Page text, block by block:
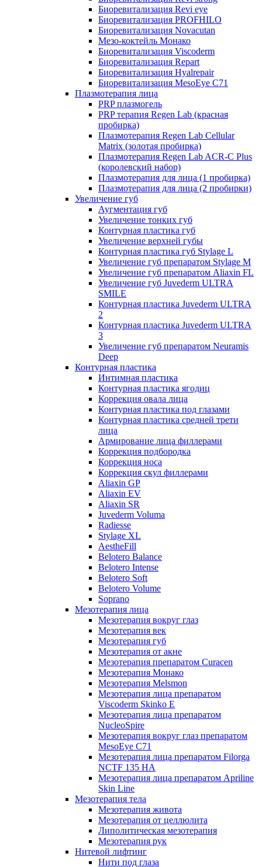
Биоревитализация Revi eye
Биоревитализация PROFHILO
Биоревитализация Novacutan
Мезо-коктейль Монако
Биоревитализация Viscoderm
Биоревитализация Repart
Биоревитализация Hyalrepair
Биоревитализация MesoEye C71
Плазмотерапия лица
PRP плазмогель
PRP терапия Regen Lab (красная
пробирка)
Плазмотерапия Regen Lab Cellular
Matrix (золотая пробирка)
Плазмотерапия Regen Lab ACR-C Plus
(королевский набор)
Плазмотерапия для лица (1 пробирка)
Плазмотерапия для лица (2 пробирки)
Увеличение губ
Аугментация губ
Увеличение тонких губ
Контурная пластика губ
Увеличение верхней губы
Контурная пластика губ Stylage L
Увеличение губ препаратом Stylage M
Увеличение губ препаратом Aliaxin FL
Увеличение губ Juvederm ULTRA
SMILE
Контурная пластика Juvederm ULTRA
2
Контурная пластика Juvederm ULTRA
3
Увеличение губ препаратом Neuramis
Deep
Контурная пластика
Интимная пластика
Контурная пластика ягодиц
Коррекция овала лица
Контурная пластика под глазами
Контурная пластика средней трети
лица
Армирование лица филлерами
Коррекция подбородка
Коррекция носа
Коррекция скул филлерами
Aliaxin GP
Aliaxin EV
Aliaxin SR
Juvederm Voluma
Radiesse
Stylage XL
AestheFill
Belotero Balance
Belotero Intense
Belotero Soft
Belotero Volume
Soprano
Мезотерапия лица
Мезотерапия вокруг глаз
Мезотерапия век
Мезотерапия губ
Мезотерапия от акне
Мезотерапия препаратом Curacen
Мезотерапия Монако
Мезотерапия Melsmon
Мезотерапия лица препаратом
Viscoderm Skinko E
Мезотерапия лица препаратом
NucleoSpire
Мезотерапия вокруг глаз препаратом
MesoEye С71
Мезотерапия лица препаратом Filorga
NCTF 135 HA
Мезотерапия лица препаратом Apriline
Skin Line
Мезотерапия тела
Мезотерапия живота
Мезотерапия от целлюлита
Липолитическая мезотерапия
Мезотерапия рук
Нитевой лифтинг
Нити под глаза